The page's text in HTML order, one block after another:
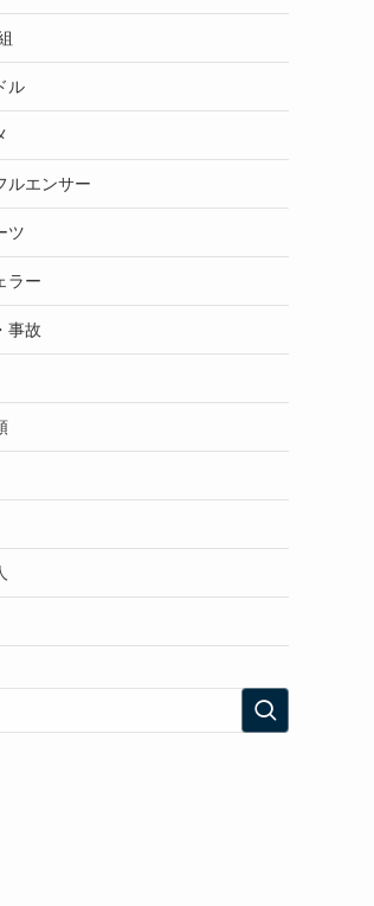
ル
ルエンサー
ツ
ラー
事故